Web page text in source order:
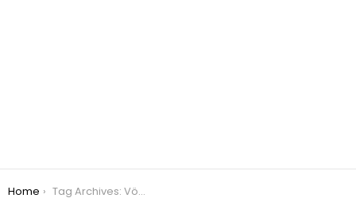
You are here:
Home Tag Archives: Vörösmarty Mihály szerelmes verse